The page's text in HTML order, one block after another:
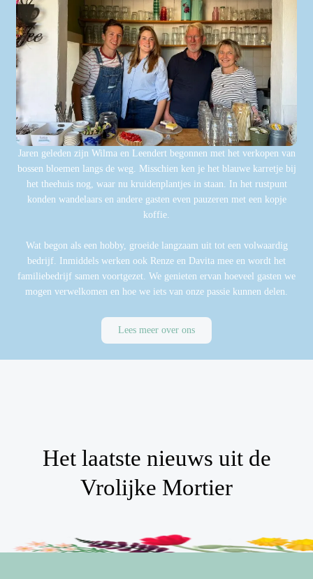
Jaren geleden zijn Wilma en Leendert begonnen met het verkopen van
bossen bloemen langs de weg. Misschien ken je het blauwe karretje bij
het theehuis nog, waar nu kruidenplantjes in staan. In het rustpunt
konden wandelaars en andere gasten even pauzeren met een kopje
koffie.
Wat begon als een hobby, groeide langzaam uit tot een volwaardig
bedrijf. Inmiddels werken ook Renze en Davita mee en wordt het
familiebedrijf samen voortgezet. We genieten ervan hoeveel gasten we
mogen verwelkomen en hoe we iets van onze passie kunnen delen.
Lees meer over ons
Het laatste nieuws uit de
Vrolijke Mortier